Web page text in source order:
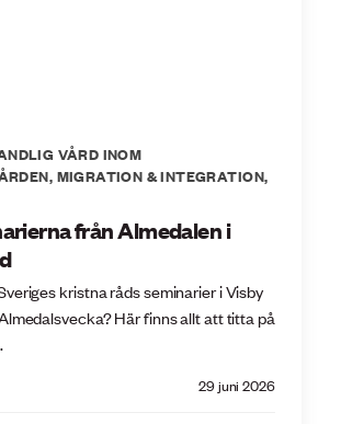
VÅRD INOM
, MIGRATION & INTEGRATION,
från Almedalen i
29 juni 2026
kristna råds seminarier i Visby
Här finns allt att titta på